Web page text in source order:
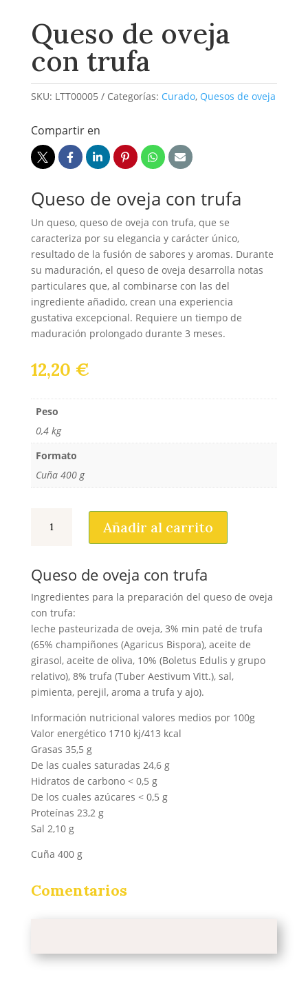
Queso de oveja
con trufa
SKU: LTT00005 Categorías: Curado, Quesos de oveja
Compartir en
Queso de oveja con trufa
Un queso, queso de oveja con trufa, que se
caracteriza por su elegancia y carácter único,
resultado de la fusión de sabores y aromas. Durante
su maduración, el queso de oveja desarrolla notas
particulares que, al combinarse con las del
ingrediente añadido, crean una experiencia
gustativa excepcional. Requiere un tiempo de
maduración prolongado durante 3 meses.
12,20 €
Peso
0,4 kg
Formato
Cuña 400 g
trufa
cantidad
Añadir al carrito
Queso de oveja con trufa
Ingredientes para la preparación del queso de oveja
con trufa:
leche pasteurizada de oveja, 3% min paté de trufa
(65% champiñones (Agaricus Bispora), aceite de
girasol, aceite de oliva, 10% (Boletus Edulis y grupo
relativo), 8% trufa (Tuber Aestivum Vitt.), sal,
pimienta, perejil, aroma a trufa y ajo).
Información nutricional valores medios por 100g
Valor energético 1710 kj/413 kcal
Grasas 35,5 g
De las cuales saturadas 24,6 g
Hidratos de carbono < 0,5 g
De los cuales azúcares < 0,5 g
Proteínas 23,2 g
Sal 2,10 g
Cuña 400 g
Comentarios